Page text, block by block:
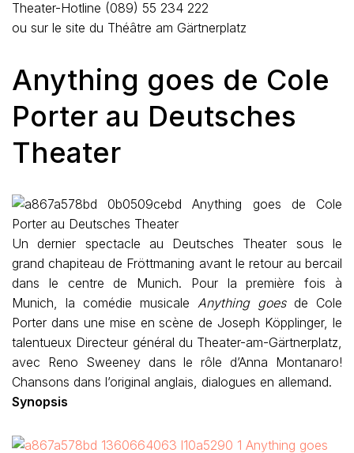
Theater-Hotline (089) 55 234 222
ou sur le site du Théâtre am Gärtnerplatz
Anything goes de Cole
Porter au Deutsches
Theater
Un dernier spectacle au Deutsches Theater sous le
grand chapiteau de Fröttmaning avant le retour au bercail
dans le centre de Munich. Pour la première fois à
Munich, la comédie musicale Anything goes de Cole
Porter dans une mise en scène de Joseph Köpplinger, le
talentueux Directeur général du Theater-am-Gärtnerplatz,
avec Reno Sweeney dans le rôle d’Anna Montanaro!
Chansons dans l’original anglais, dialogues en allemand.
Synopsis